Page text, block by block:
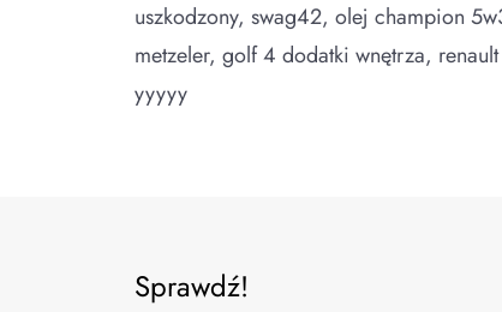
uszkodzony, swag42, olej champion
metzeler, golf 4 dodatki wnętrza,
yyyyy
Sprawdź!